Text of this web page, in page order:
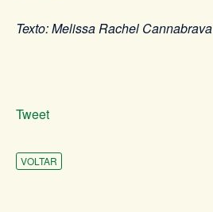
Texto: Melissa Rachel Cannabrava
Tweet
VOLTAR